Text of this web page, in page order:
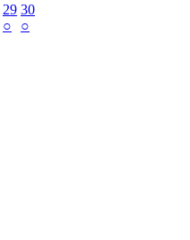
29
○
30
○